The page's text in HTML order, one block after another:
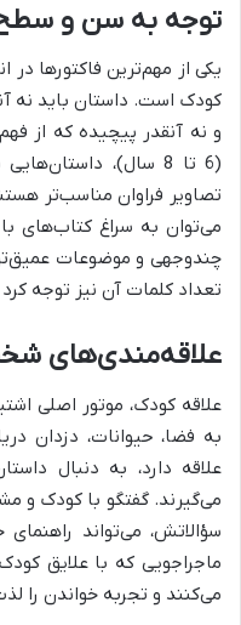
توجه به سن و
یکی از مهم‌ترین فاکتورها در
کودک است. داستان باید نه
و نه آنقدر پیچیده که از
(6 تا 8 سال)،
می‌توان به سراغ کتاب‌های
چندوجهی و موضوعات
تعداد کلمات آن نیز توجه
علاقه‌مندی‌های
علاقه کودک، موتور اصلی
به فضا، حیوانات، دزدان
علاقه دارد، به دنبال
می‌گیرند. گفتگو با کودک و
سؤالاتش، می‌تواند
ماجراجویی که با علایق
می‌کنند و تجربه خواندن را